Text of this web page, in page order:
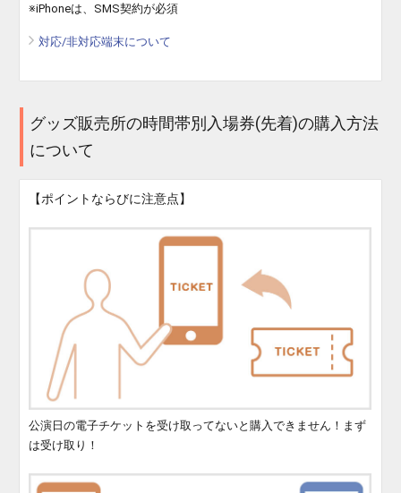
※iPhoneは、SMS契約が必須
対応/非対応端末について
グッズ販売所の時間帯別入場券(先着)の購入方法
について
【ポイントならびに注意点】
公演日の電子チケットを受け取ってないと購入できません！まず
は受け取り！